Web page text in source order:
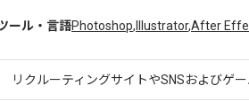
ール・言語Photoshop, Illustrator,After
リクルーティングサイトやSNSおよびゲ